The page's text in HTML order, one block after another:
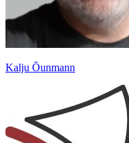
Kalju Õunmann